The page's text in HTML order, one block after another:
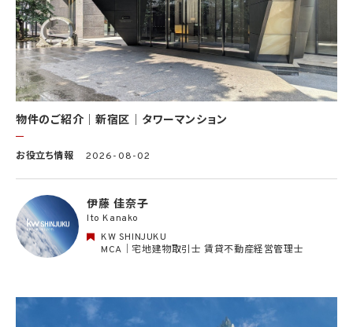
(10) KWエージェント並びに当社及びKW加盟店の役職員に関する情報に関して、当該
情報を当社又はKWライセンサーが運営するウェブサイト（当社又はKWライセンサーか
ら委託を受けた第三者によって運営されるウェブサイトを含み、当該ウェブサイトが一般
向けに公開される場合を含みます。）上に掲載するため
(11) 株主管理、会社法その他法令上の手続対応のため（株主、新株予約権者等の個人情
報について）
(12) 当社のサービスを通じて実施された不動産に関する取引の実績について、個人を識
(13) その他、上記利用目的に付随する目的のため
る運営、サービスの利用状況等を分析した情報を用いたシステムの改善及び開発並びに
することについて同意を撤回し又は異議を述べた場合には、当社はただちにその旨を当
該第三者に通知するものとします。
3. 個人情報利用目的の変更
4. 個人情報利用の制限
4.1 当社は、個人情報保護法その他の法令により許容される場合を除き、本人の同意を得
物件のご紹介｜新宿区｜タワーマンション
お役立ち情報 2026-08-02
伊藤 佳奈子
Ito Kanako
KW SHINJUKU
MCA｜宅地建物取引士 賃貸不動産経営管理士